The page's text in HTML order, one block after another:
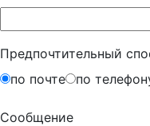
Предпочтительный
по почте
по
Сообщение